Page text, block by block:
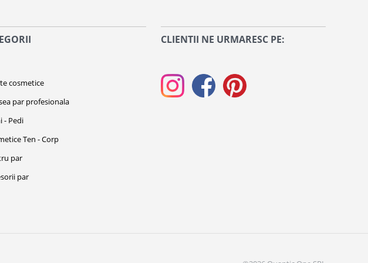
cosmetice
par profesionala
- Pedi
Ten - Corp
par
par
CLIENTII NE URMARESC PE: